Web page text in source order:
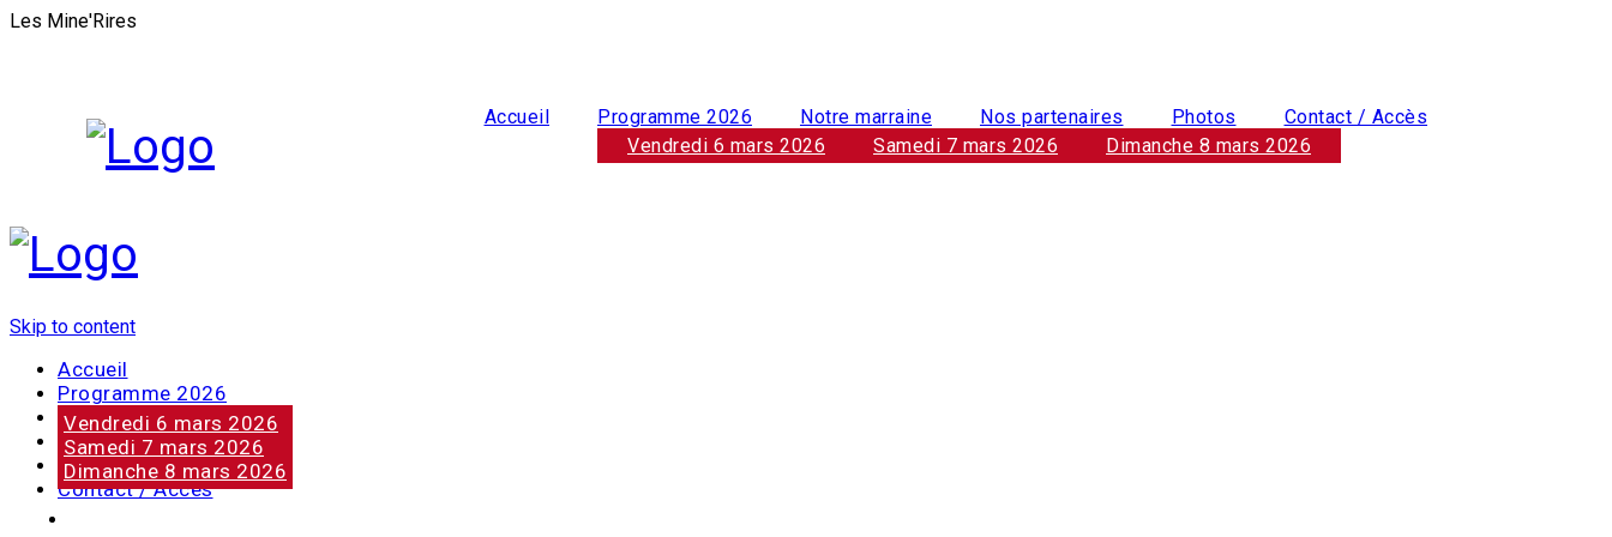
Les Mine'Rires
Accueil
Programme 2026
Vendredi 6 mars 2026
Samedi 7 mars 2026 Dimanche 8 mars 2026
Notre marraine Nos partenaires Photos Contact / Accès
Skip to content
Accueil
Programme 2026
Vendredi 6 mars 2026
Samedi 7 mars 2026
Dimanche 8 mars 2026
Notre marraine
Nos partenaires
Photos
Contact / Accès